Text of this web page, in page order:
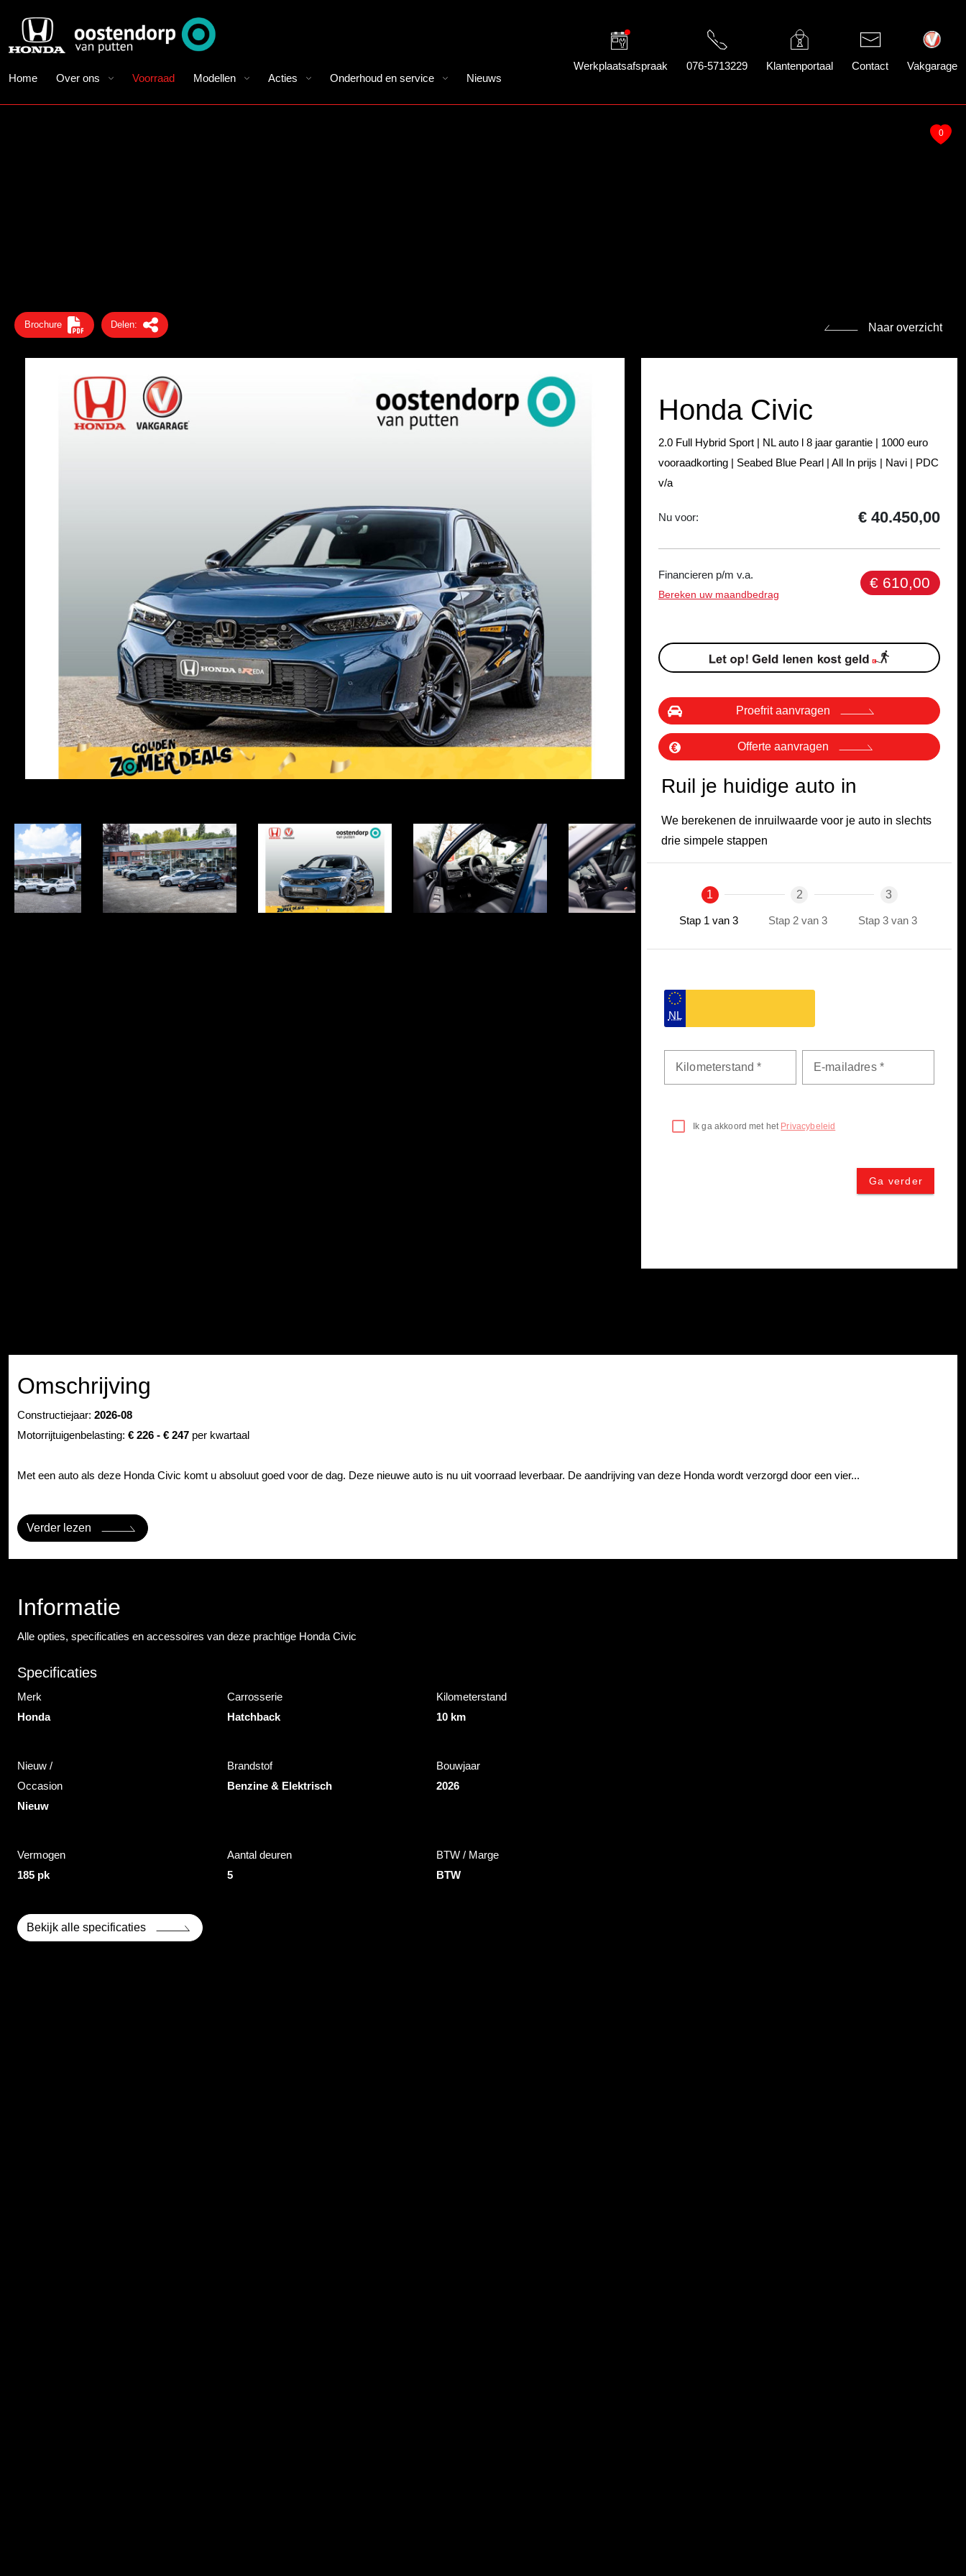
Home Over ons Voorraad Modellen Acties Onderhoud en service Nieuws
Werkplaatsafspraak 076-5713229 Klantenportaal Contact Vakgarage
Brochure Delen: Naar overzicht
of
45
Item
1
of
Honda Civic
2.0 Full Hybrid Sport | NL auto l 8 jaar garantie | 1000 euro
vooraadkorting | Seabed Blue Pearl | All In prijs | Navi | PDC
v/a
Nu voor: € 40.450,00
Financieren p/m v.a. € 610,00
Bereken uw maandbedrag
Proefrit aanvragen
Offerte aanvragen
Omschrijving
Constructiejaar: 2026-08
Motorrijtuigenbelasting: € 226 - € 247 per kwartaal
Met een auto als deze Honda Civic komt u absoluut goed voor de dag. Deze nieuwe auto is nu uit voorraad leverbaar. De aandrijving van deze Honda wordt verzorgd door een vier...
Verder lezen
Informatie
Alle opties, specificaties en accessoires van deze prachtige Honda Civic
Specificaties
Merk
Honda
Carrosserie
Hatchback
Kilometerstand
10 km
Nieuw /
Occasion
Nieuw
Brandstof
Benzine & Elektrisch
Bouwjaar
2026
Vermogen
185 pk
Aantal deuren
5
BTW / Marge
BTW
Bekijk alle specificaties
0